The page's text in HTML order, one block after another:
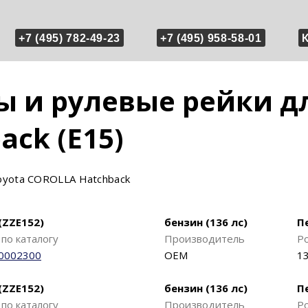
+7 (495) 782-49-23 +7 (495) 958-58-01
и рулевые рейки
(E15)
COROLLA Hatchback
бензин (136 лс)
каталогу
Производитель
OEM
бензин (136 лс)
каталогу
Производитель